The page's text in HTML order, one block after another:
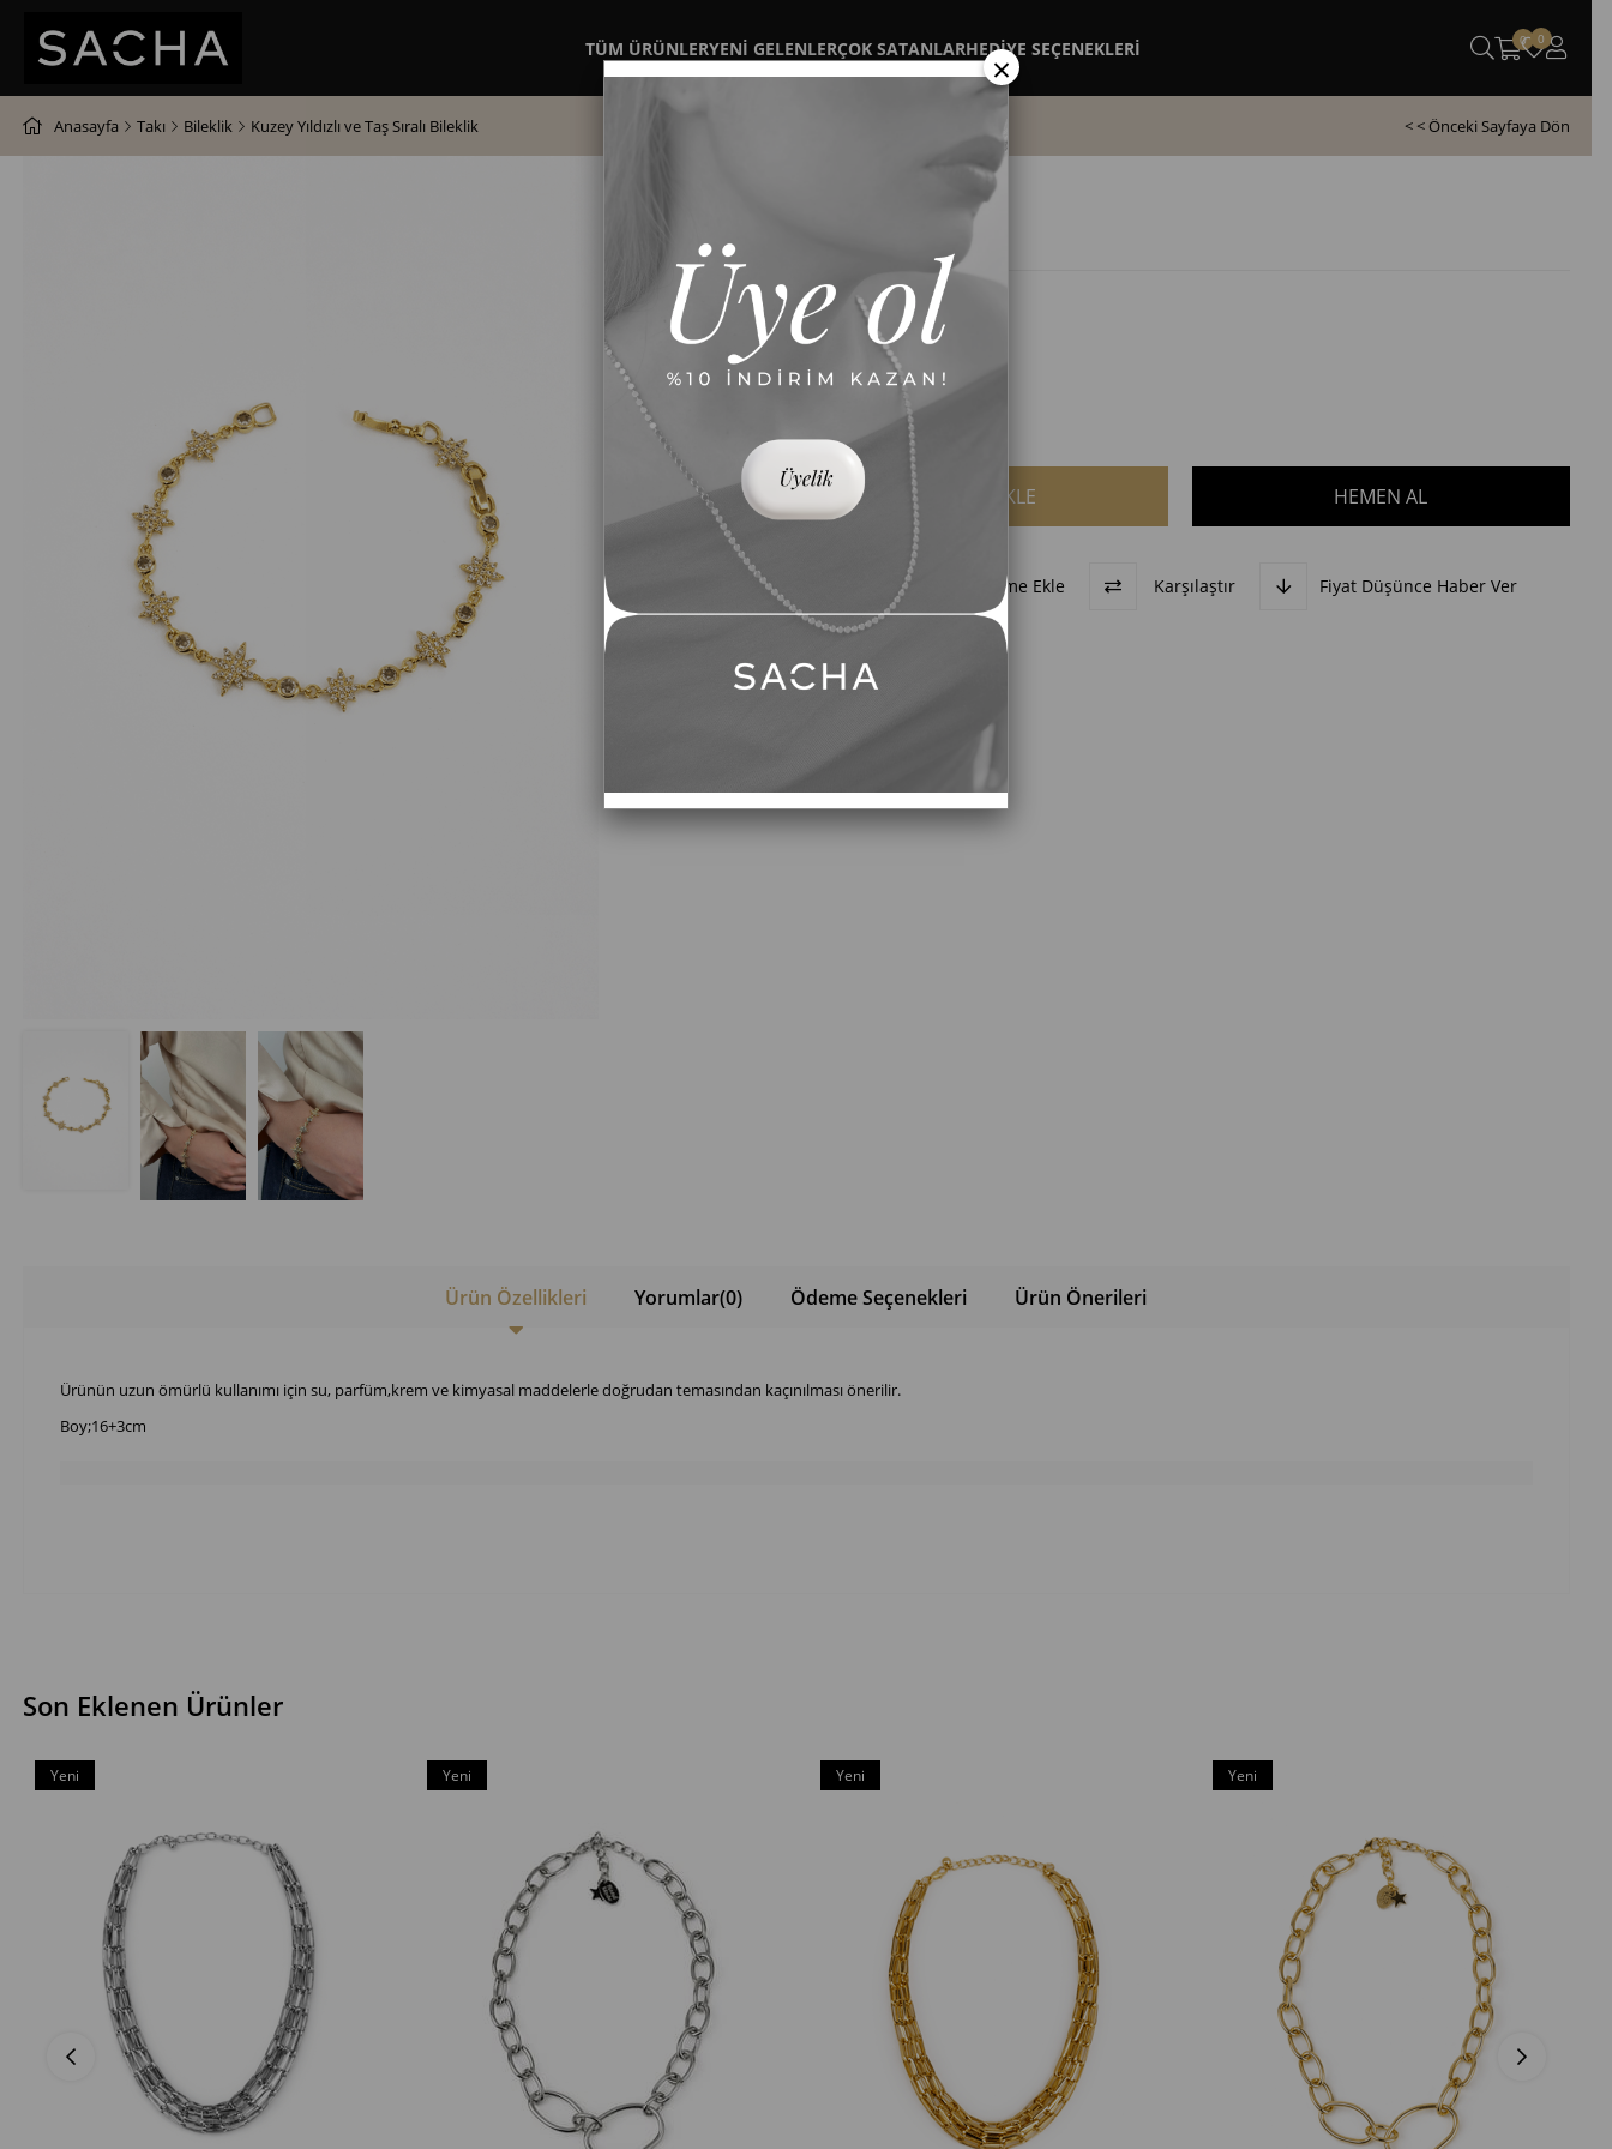
TÜM ÜRÜNLERYENİ GELENLERÇOK SATANLARHEDİYE SEÇENEKLERİ 0 0
Anasayfa Takı Bileklik Kuzey Yıldızlı ve Taş Sıralı Bileklik < < Önceki Sayfaya Dön
Kuzey Yıldızlı ve Taş Sıralı Bileklik
₺549,90 (KDV Dahil)
Favorilere Ekle İstek Listeme Ekle Karşılaştır Fiyat Düşünce Haber Ver
TAVSIYE ET
Ürün Özellikleri Yorumlar(0) Ödeme Seçenekleri Ürün Önerileri
Ürünün uzun ömürlü kullanımı için su, parfüm,krem ve kimyasal maddelerle doğrudan temasından kaçınılması önerilir.
Boy;16+3cm
Son Eklenen Ürünler
Yeni
Yeni
Yeni
Yeni
×